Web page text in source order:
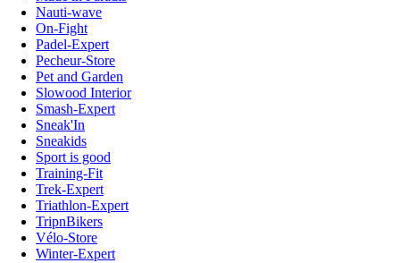
Nauti-wave
On-Fight
Padel-Expert
Pecheur-Store
Pet and Garden
Slowood Interior
Smash-Expert
Sneak'In
Sneakids
Sport is good
Training-Fit
Trek-Expert
Triathlon-Expert
TripnBikers
Vélo-Store
Winter-Expert